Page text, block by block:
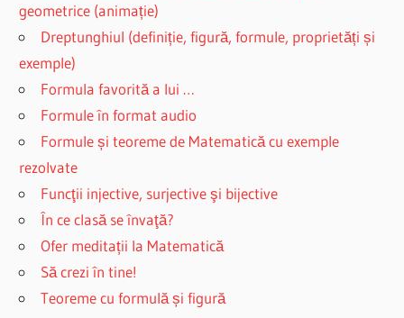
geometrice (animație)
Dreptunghiul (definiție, figură, formule, proprietăți și
exemple)
Formula favorită a lui …
Formule în format audio
Formule și teoreme de Matematică cu exemple
rezolvate
Funcţii injective, surjective şi bijective
În ce clasă se învaţă?
Ofer meditații la Matematică
Să crezi în tine!
Teoreme cu formulă și figură